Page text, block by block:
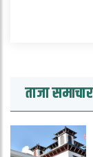
ताजा समाचार